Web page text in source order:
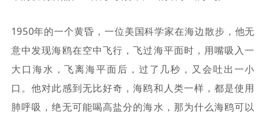
1950年的一个黄昏，一位美国科学家在海边散步，他无
意中发现海鸥在空中飞行，飞过海平面时，用嘴吸入一
大口海水，飞离海平面后，过了几秒，又会吐出一小
口。他对此感到无比好奇，海鸥和人类一样，都是使用
肺呼吸，绝无可能喝高盐分的海水，那为什么海鸥可以